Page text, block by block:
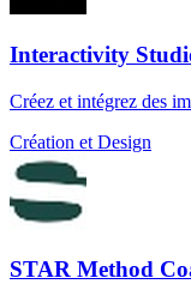
Interactivity
Créez et intégrez des
Création et Design
STAR Method